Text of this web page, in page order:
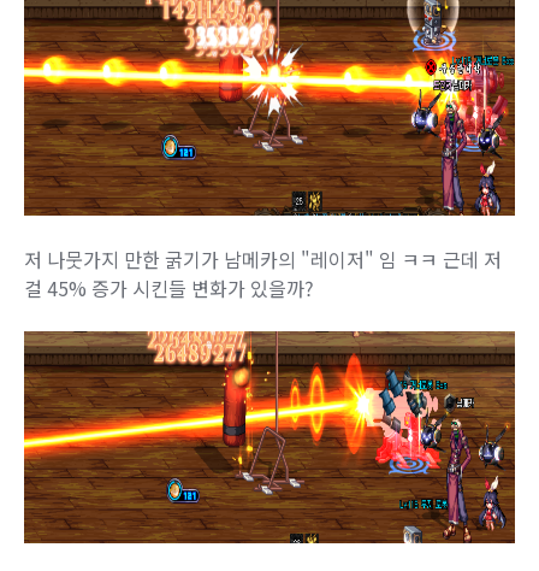
저 나뭇가지 만한 굵기가 남메카의 "레이저" 임 ㅋㅋ 근데 저
걸 45% 증가 시킨들 변화가 있을까?